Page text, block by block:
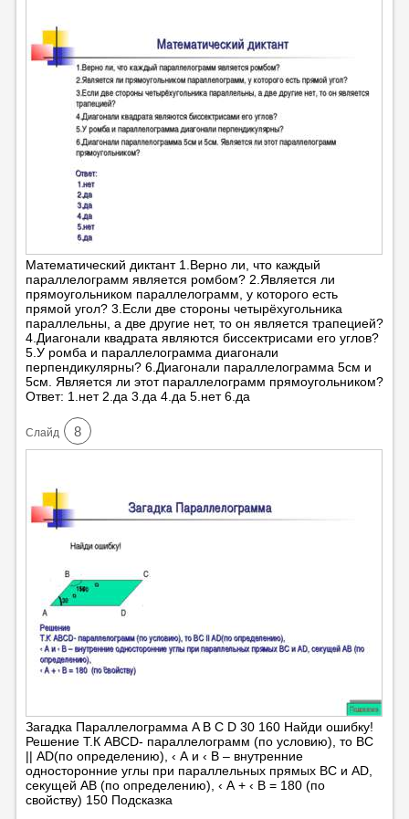
Математический диктант 1.Верно ли, что каждый
параллелограмм является ромбом? 2.Является ли
прямоугольником параллелограмм, у которого есть
прямой угол? 3.Если две стороны четырёхугольника
параллельны, а две другие нет, то он является трапецией?
4.Диагонали квадрата являются биссектрисами его углов?
5.У ромба и параллелограмма диагонали
перпендикулярны? 6.Диагонали параллелограмма 5см и
5см. Является ли этот параллелограмм прямоугольником?
Ответ: 1.нет 2.да 3.да 4.да 5.нет 6.да
Cлайд 8
Загадка Параллелограмма A B C D 30 160 Найди ошибку!
Решение Т.К АВСD- параллелограмм (по условию), то ВС
|| АD(по определению), ‹ А и ‹ В – внутренние
односторонние углы при параллельных прямых ВС и АD,
секущей АВ (по определению), ‹ А + ‹ В = 180 (по
свойству) 150 Подсказка